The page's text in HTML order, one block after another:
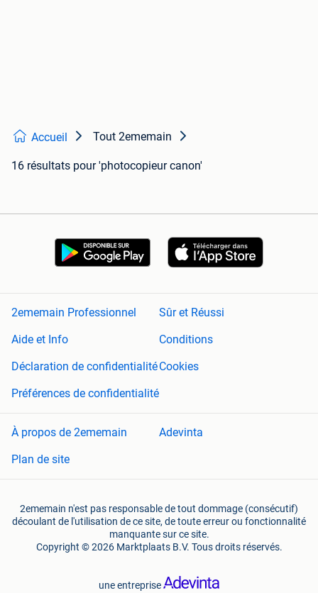
Accueil Tout 2ememain
16 résultats pour 'photocopieur canon'
2ememain Professionnel
Sûr et Réussi
Aide et Info
Conditions
Déclaration de confidentialitéCookies
Préférences de confidentialité
À propos de 2ememain
Adevinta
Plan de site
2ememain n'est pas responsable de tout dommage (consécutif)
découlant de l'utilisation de ce site, de toute erreur ou fonctionnalité
manquante sur ce site.
Copyright © 2026 Marktplaats B.V. Tous droits réservés.
une entreprise